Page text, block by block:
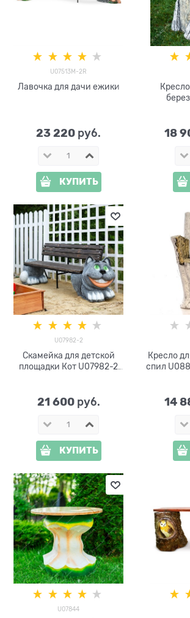
U07513M-2R
Лавочка для дачи ежики
23 220 руб.
КУПИТЬ
18
U07982-2
Скамейка для детской
площадки Кот U07982-2
21 600 руб.
КУПИТЬ
Кресло
спил
14
U07844